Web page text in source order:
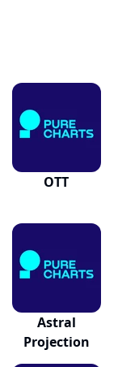
OTT
Astral
Projection